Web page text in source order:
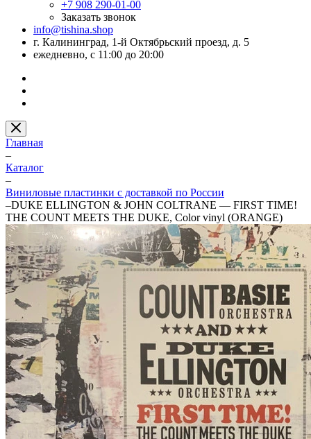
+7 908 290-01-00
Заказать звонок
info@tishina.shop
г. Калининград, 1-й Октябрьский проезд, д. 5
ежедневно, с 11:00 до 20:00
Главная
–
Каталог
–
Виниловые пластинки с доставкой по России
–DUKE ELLINGTON & JOHN COLTRANE — FIRST TIME!
THE COUNT MEETS THE DUKE, Color vinyl (ORANGE)